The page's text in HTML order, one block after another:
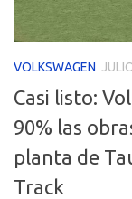
VOLKSWAGEN
Casi listo:
90% las
planta de
Track